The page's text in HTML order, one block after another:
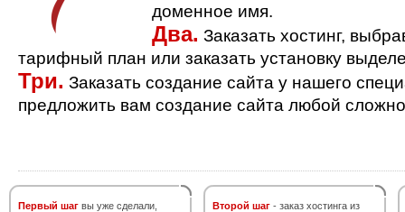
доменное имя.
Два. Заказать хостинг,
тарифный план или заказать установку
Три. Заказать создание сайта у нашего
предложить вам создание сайта любой
Первый шаг вы уже сделали,
Второй шаг - заказ хостинга из